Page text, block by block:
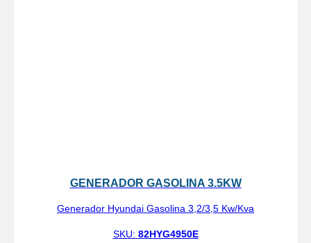
GENERADOR GASOLINA 3.5KW
Generador Hyundai Gasolina 3,2/3,5 Kw/Kva
SKU: 82HYG4950E